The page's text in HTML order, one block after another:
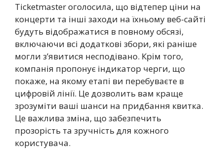
Ticketmaster оголосила, що відтепер ціни на
концерти та інші заходи на їхньому веб-сайті
будуть відображатися в повному обсязі,
включаючи всі додаткові збори, які раніше
могли з’явитися несподівано. Крім того,
компанія пропонує індикатор черги, що
покаже, на якому етапі ви перебуваєте в
цифровій лінії. Це дозволить вам краще
зрозуміти ваші шанси на придбання квитка.
Це важлива зміна, що забезпечить
прозорість та зручність для кожного
користувача.